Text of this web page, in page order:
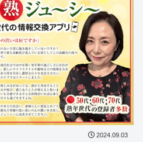
2024.09.03